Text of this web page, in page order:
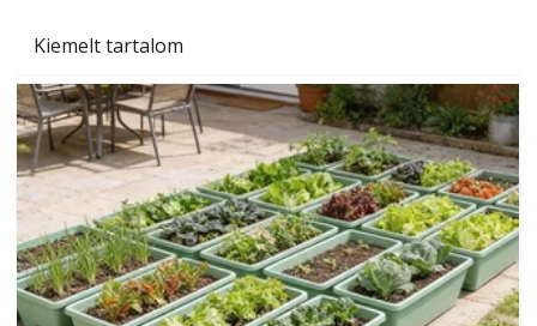
Kiemelt tartalom